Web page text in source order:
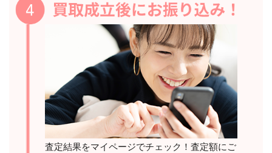
査定結果をマイページでチェック！査定額にご